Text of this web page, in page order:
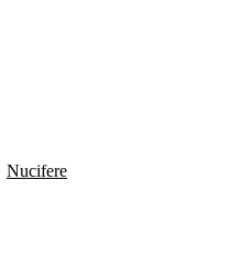
Nucifere